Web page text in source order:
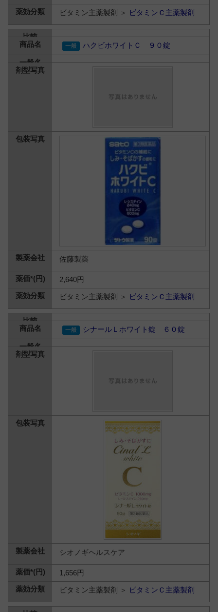
ビタミン主薬製剤 ＞ ビタミンＣ主薬製剤
ハクビホワイトＣ ９０錠
佐藤製薬
2,640円
ビタミン主薬製剤 ＞ ビタミンＣ主薬製剤
シナールＬホワイト錠 ６０錠
シオノギヘルスケア
1,656円
ビタミン主薬製剤 ＞ ビタミンＣ主薬製剤